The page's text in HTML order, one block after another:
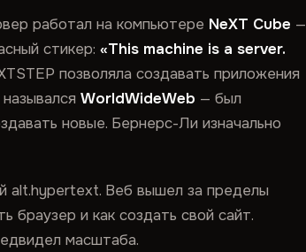
работал на компьютере NeXT Cube —
стикер: «This machine is a server.
позволяла создавать приложения
WorldWideWeb — был
новые. Бернерс-Ли изначально
alt.hypertext. Веб вышел за пределы
браузер и как создать свой сайт.
масштаба.